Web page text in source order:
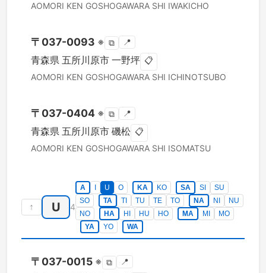
AOMORI KEN GOSHOGAWARA SHI IWAKICHO
〒 037-0093 ※ ⧉ 📍
青森県 五所川原市 一野坪 📋
AOMORI KEN GOSHOGAWARA SHI ICHINOTSUBO
〒 037-0404 ※ ⧉ 📍
青森県 五所川原市 磯松 📋
AOMORI KEN GOSHOGAWARA SHI ISOMATSU
↑ U 4
A U O KA KO SA SI
SU
SO
TA TI TU TE TO NA NI
NU
NO
HA HI HU HO MA MI
MO
YA
YO WA
〒 037-0015 ※ ⧉ 📍